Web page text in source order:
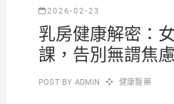
2026-02-23
乳房健康解密：
課，告別無謂焦
POST BY ADMIN 健康醫藥